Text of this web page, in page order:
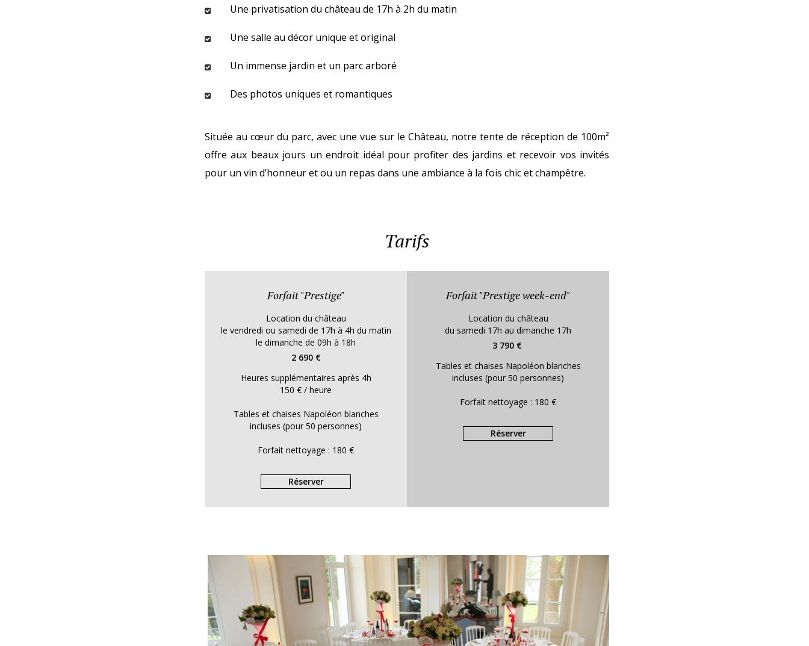
Une privatisation du château de 17h à 2h du matin
Une salle au décor unique et original
Un immense jardin et un parc arboré
Des photos uniques et romantiques
Située au cœur du parc, avec une vue sur le Château, notre tente de réception de 100m²
offre aux beaux jours un endroit idéal pour profiter des jardins et recevoir vos invités
pour un vin d’honneur et ou un repas dans une ambiance à la fois chic et champêtre.
Tarifs
Forfait "Prestige"
Location du château
le vendredi ou samedi de 17h à 4h du matin
le dimanche de 09h à 18h
2 690 €
Heures supplémentaires après 4h
150 € / heure
Tables et chaises Napoléon blanches
incluses (pour 50 personnes)
Forfait nettoyage : 180 €
Réserver
Forfait "Prestige week-end"
Location du château
du samedi 17h au dimanche 17h
3 790 €
Tables et chaises Napoléon blanches
incluses (pour 50 personnes)
Forfait nettoyage : 180 €
Réserver